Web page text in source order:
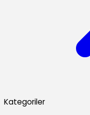
Kategoriler